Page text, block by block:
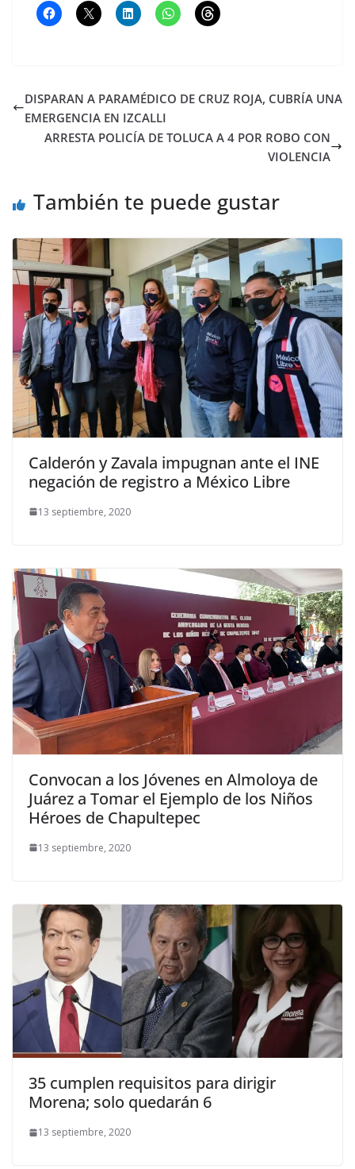
DISPARAN A PARAMÉDICO DE CRUZ ROJA, CUBRÍA UNA
EMERGENCIA EN IZCALLI
ARRESTA POLICÍA DE TOLUCA A 4 POR ROBO CON
VIOLENCIA
También te puede gustar
Calderón y Zavala impugnan ante el INE
negación de registro a México Libre
13 septiembre, 2020
Convocan a los Jóvenes en Almoloya de
Juárez a Tomar el Ejemplo de los Niños
Héroes de Chapultepec
13 septiembre, 2020
35 cumplen requisitos para dirigir
Morena; solo quedarán 6
13 septiembre, 2020